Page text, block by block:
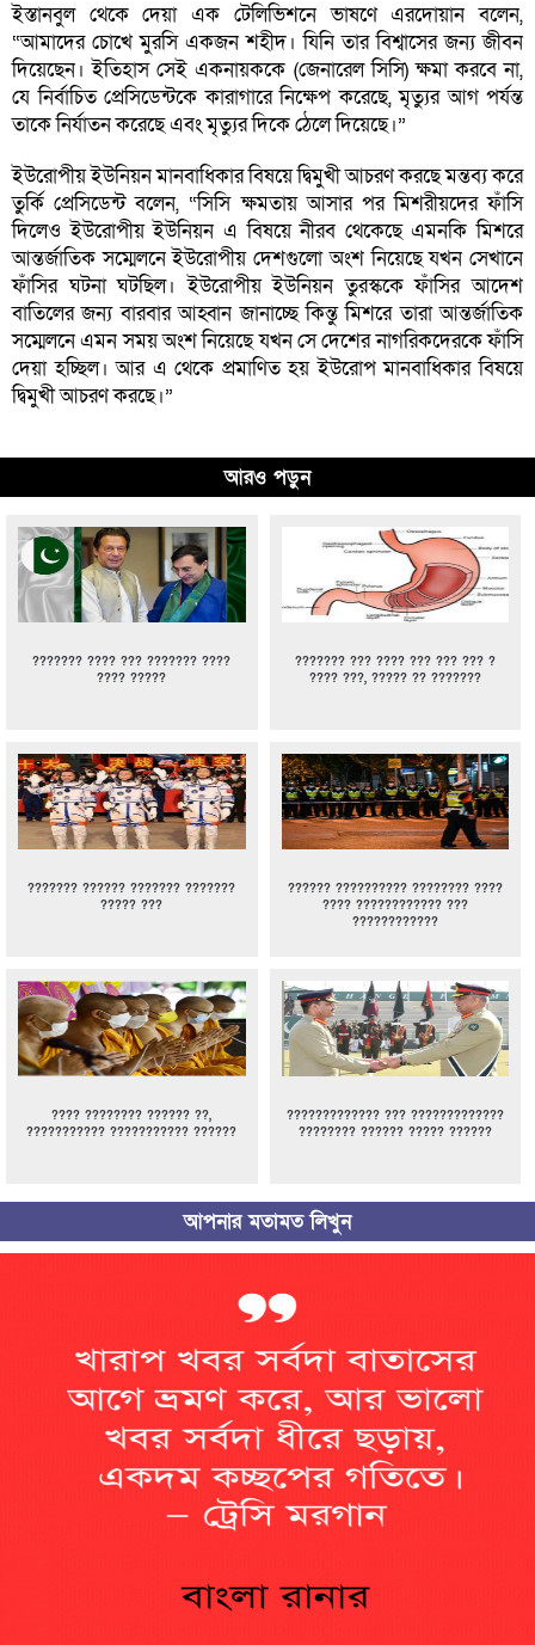
ইস্তানবুল থেকে দেয়া এক টেলিভিশনে ভাষণে এরদোয়ান বলেন,
“আমাদের চোখে মুরসি একজন শহীদ। যিনি তার বিশ্বাসের জন্য জীবন
দিয়েছেন। ইতিহাস সেই একনায়ককে (জেনারেল সিসি) ক্ষমা করবে না,
যে নির্বাচিত প্রেসিডেন্টকে কারাগারে নিক্ষেপ করেছে, মৃত্যুর আগ পর্যন্ত
তাকে নির্যাতন করেছে এবং মৃত্যুর দিকে ঠেলে দিয়েছে।”
ইউরোপীয় ইউনিয়ন মানবাধিকার বিষয়ে দ্বিমুখী আচরণ করছে মন্তব্য করে
তুর্কি প্রেসিডেন্ট বলেন, “সিসি ক্ষমতায় আসার পর মিশরীয়দের ফাঁসি
দিলেও ইউরোপীয় ইউনিয়ন এ বিষয়ে নীরব থেকেছে এমনকি মিশরে
আন্তর্জাতিক সম্মেলনে ইউরোপীয় দেশগুলো অংশ নিয়েছে যখন সেখানে
ফাঁসির ঘটনা ঘটছিল। ইউরোপীয় ইউনিয়ন তুরস্ককে ফাঁসির আদেশ
বাতিলের জন্য বারবার আহ্বান জানাচ্ছে কিন্তু মিশরে তারা আন্তর্জাতিক
সম্মেলনে এমন সময় অংশ নিয়েছে যখন সে দেশের নাগরিকদেরকে ফাঁসি
দেয়া হচ্ছিল। আর এ থেকে প্রমাণিত হয় ইউরোপ মানবাধিকার বিষয়ে
দ্বিমুখী আচরণ করছে।”
আরও পড়ুন
??????? ???? ??? ??????? ????
???? ?????
??????? ??? ???? ??? ??? ??? ?
???? ???, ????? ?? ???????
??????? ?????? ??????? ???????
????? ???
?????? ?????????? ???????? ????
???? ???????????? ???
????????????
???? ???????? ?????? ??,
??????????? ??????????? ??????
????????????? ??? ?????????????
???????? ?????? ????? ??????
আপনার মতামত লিখুন